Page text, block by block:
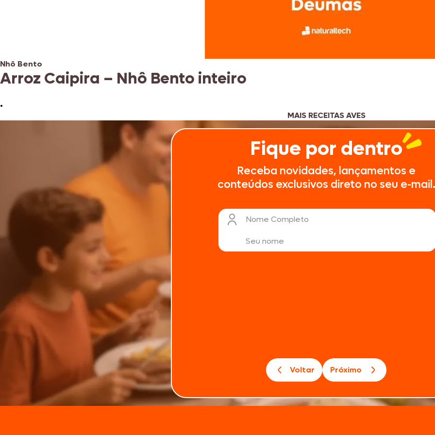
Nhô Bento
Arroz Caipira – Nhô Bento inteiro
•
MAIS RECEITAS AVES
Fique por dentro
Receba novidades, lançamentos e
conteúdos exclusivos direto no seu e-mail.
Nome Completo
Voltar Próximo